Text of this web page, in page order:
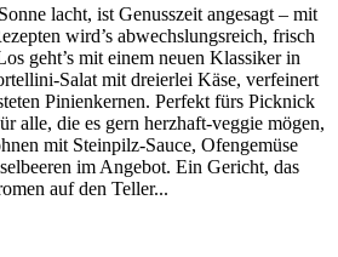
lacht, ist Genusszeit angesagt – mit
wird’s abwechslungsreich, frisch
geht’s mit einem neuen Klassiker in
Salat mit dreierlei Käse, verfeinert
Pinienkernen. Perfekt fürs Picknick
alle, die es gern herzhaft-veggie mögen,
mit Steinpilz-Sauce, Ofengemüse
im Angebot. Ein Gericht, das
auf den Teller...